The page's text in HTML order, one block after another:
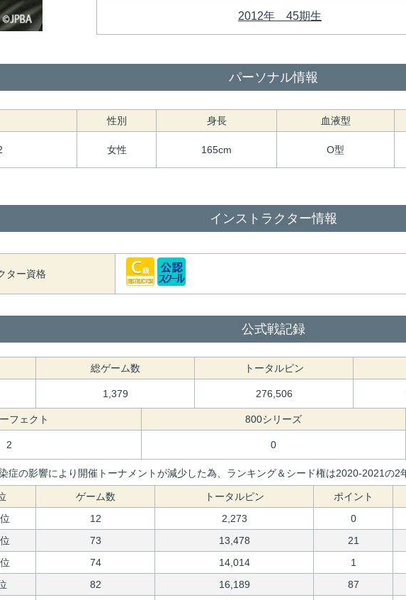
2012年 45期生
パーソナル情報
性別 身長 血液型
女性 165cm O型
インストラクター情報
ター資格
公式戦記録
総ゲーム数 トータルピン
1,379 276,506
フェクト 800シリーズ
2 0
症の影響により開催トーナメントが減少した為、ランキング＆シード権は2020-2021の2
ゲーム数 トータルピン ポイント
12 2,273 0
73 13,478 21
74 14,014 1
82 16,189 87